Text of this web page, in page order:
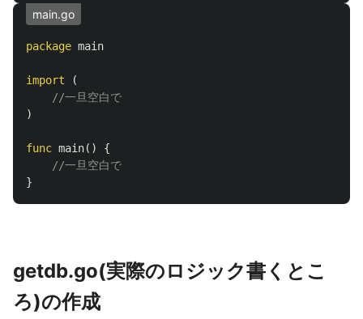
main.go
package main
import
(
//一旦空白で
)
func main()
{
//一旦空白で
}
getdb.go(実際のロジック書くとこ
ろ)の作成